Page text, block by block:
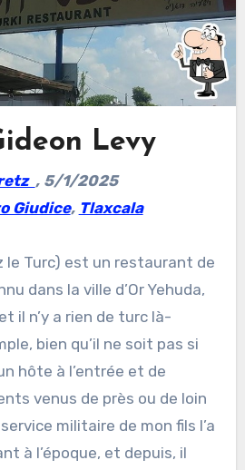
Levy
, 5/1/2025
Giudice, Tlaxcala
le Turc) est un restaurant de
dans la ville d’Or Yehuda,
il n’y a rien de turc là-
bien qu’il ne soit pas si
hôte à l’entrée et de
venus de près ou de loin
militaire de mon fils l’a
à l’époque, et depuis, il